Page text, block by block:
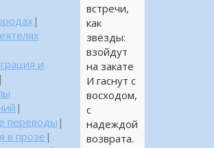
встречи,
как
звёзды:
взойдут
на закате
И гаснут с
восходом,
с
надеждой
возврата.
|
и
|
|
переводы|
в прозе |